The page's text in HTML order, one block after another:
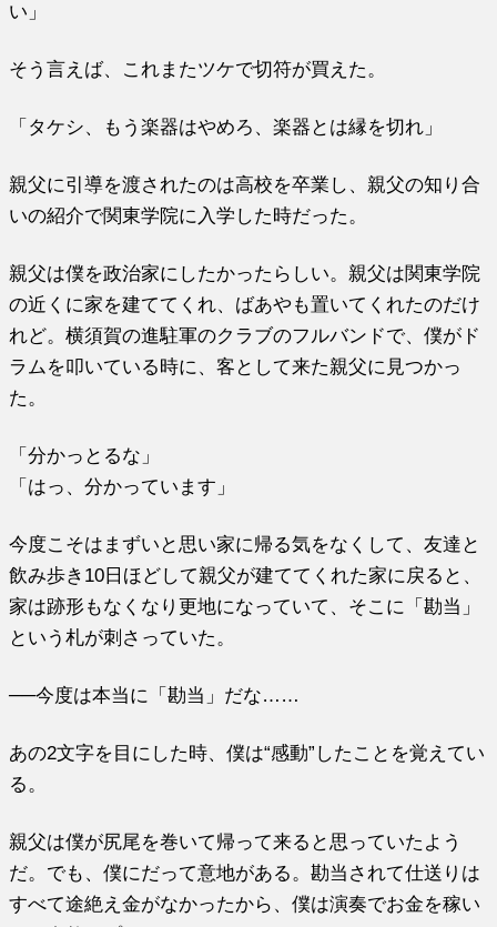
い」
そう言えば、これまたツケで切符が買えた。
「タケシ、もう楽器はやめろ、楽器とは縁を切れ」
親父に引導を渡されたのは高校を卒業し、親父の知り合
いの紹介で関東学院に入学した時だった。
親父は僕を政治家にしたかったらしい。親父は関東学院
の近くに家を建ててくれ、ばあやも置いてくれたのだけ
れど。横須賀の進駐軍のクラブのフルバンドで、僕がド
ラムを叩いている時に、客として来た親父に見つかっ
た。
「分かっとるな」
「はっ、分かっています」
今度こそはまずいと思い家に帰る気をなくして、友達と
飲み歩き10日ほどして親父が建ててくれた家に戻ると、
家は跡形もなくなり更地になっていて、そこに「勘当」
という札が刺さっていた。
──今度は本当に「勘当」だな……
あの2文字を目にした時、僕は“感動”したことを覚えてい
る。
親父は僕が尻尾を巻いて帰って来ると思っていたよう
だ。でも、僕にだって意地がある。勘当されて仕送りは
すべて途絶え金がなかったから、僕は演奏でお金を稼い